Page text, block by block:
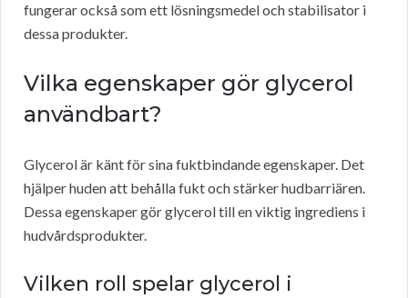
fungerar också som ett lösningsmedel och stabilisator i
dessa produkter.
Vilka egenskaper gör glycerol
användbart?
Glycerol är känt för sina fuktbindande egenskaper. Det
hjälper huden att behålla fukt och stärker hudbarriären.
Dessa egenskaper gör glycerol till en viktig ingrediens i
hudvårdsprodukter.
Vilken roll spelar glycerol i